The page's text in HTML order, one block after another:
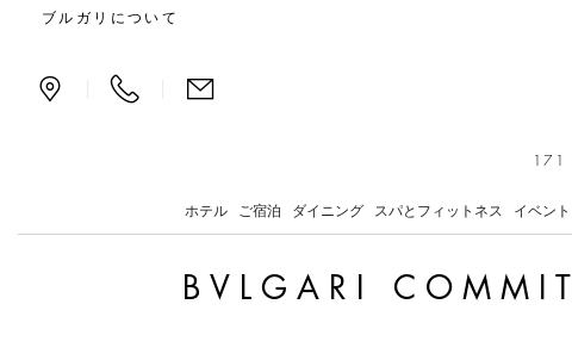
Bvlgari Commits to
ブルガリについて
171
ホテル ご宿泊 ダイニング スパとフィットネス イベント
BVLGARI